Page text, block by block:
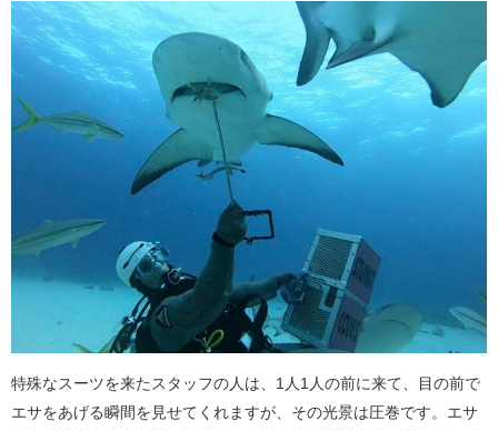
特殊なスーツを来たスタッフの人は、1人1人の前に来て、目の前で
エサをあげる瞬間を見せてくれますが、その光景は圧巻です。エサ